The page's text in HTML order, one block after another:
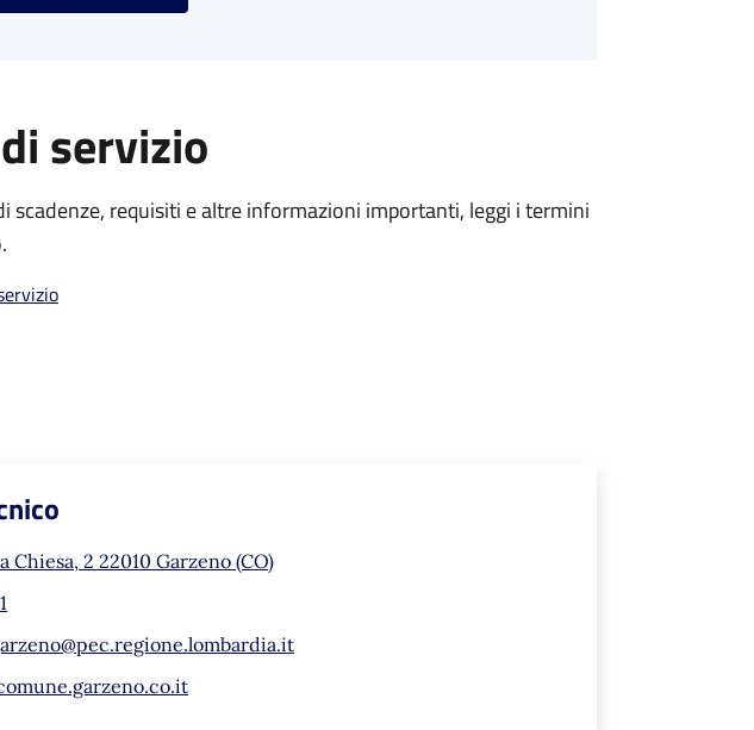
servizio
scadenze, requisiti e altre informazioni importanti, leggi i termini
Chiesa, 2 22010 Garzeno (CO)